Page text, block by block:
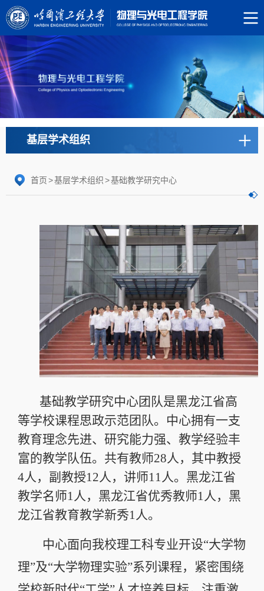
基层学术组织
首页>基层学术组织>基础教学研究中心
基础教学研究中心团队是黑龙江省高
等学校课程思政示范团队。中心拥有一支
教育理念先进、研究能力强、教学经验丰
富的教学队伍。共有教师28人，其中教授
4人，副教授12人，讲师11人。黑龙江省
教学名师1人，黑龙江省优秀教师1人，黑
龙江省教育教学新秀1人。
中心面向我校理工科专业开设“大学物
理”及“大学物理实验”系列课程，紧密围绕